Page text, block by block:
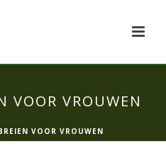
VOOR VROUWEN
VOOR VROUWEN